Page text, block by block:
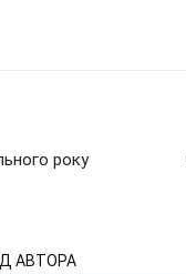
року
АВТОРА